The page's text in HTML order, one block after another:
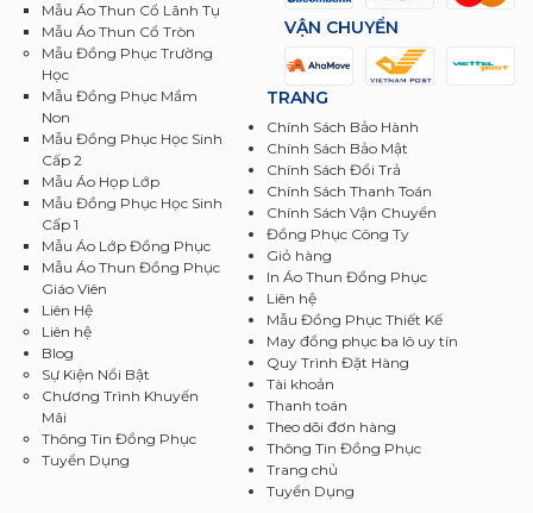
Mẫu Áo Thun Cổ Lãnh Tụ
Mẫu Áo Thun Cổ Tròn
Mẫu Đồng Phục Trường
Học
Mẫu Đồng Phục Mầm
Non
Mẫu Đồng Phục Học Sinh
Cấp 2
Mẫu Áo Họp Lớp
Mẫu Đồng Phục Học Sinh
Cấp 1
Mẫu Áo Lớp Đồng Phục
Mẫu Áo Thun Đồng Phục
Giáo Viên
Liên Hệ
Liên hệ
Blog
Sự Kiện Nổi Bật
Chương Trình Khuyến
Mãi
Thông Tin Đồng Phục
Tuyển Dụng
VẬN CHUYỂN
TRANG
Chính Sách Bảo Hành
Chính Sách Bảo Mật
Chính Sách Đổi Trả
Chính Sách Thanh Toán
Chính Sách Vận Chuyển
Đồng Phục Công Ty
Giỏ hàng
In Áo Thun Đồng Phục
Liên hệ
Mẫu Đồng Phục Thiết Kế
May đồng phục ba lô uy tín
Quy Trình Đặt Hàng
Tài khoản
Thanh toán
Theo dõi đơn hàng
Thông Tin Đồng Phục
Trang chủ
Tuyển Dụng